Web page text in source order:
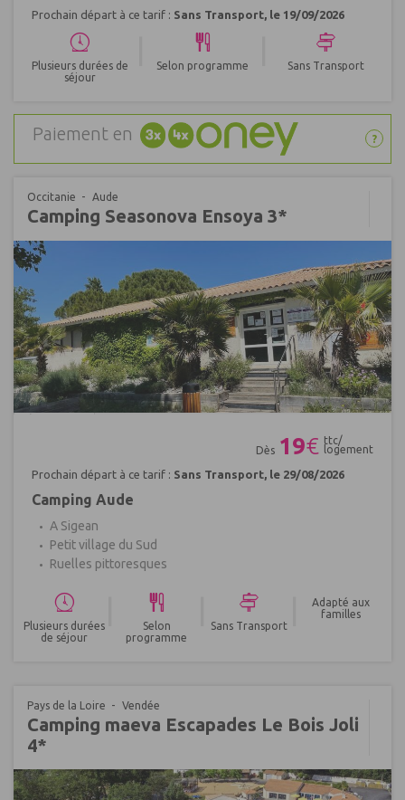
Prochain départ à ce tarif : Sans Transport, le 19/09/2026
Plusieurs durées de
séjour
Selon programme Sans Transport
Paiement en ?
Occitanie Aude
Camping Seasonova Ensoya 3*
Dès 19€ ttc/
logement
Prochain départ à ce tarif : Sans Transport, le 29/08/2026
Camping Aude
A Sigean
Petit village du Sud
Ruelles pittoresques
Plusieurs durées
de séjour
Selon
programme
Sans Transport
Adapté aux
familles
Pays de la Loire Vendée
Camping maeva Escapades Le Bois Joli
4*